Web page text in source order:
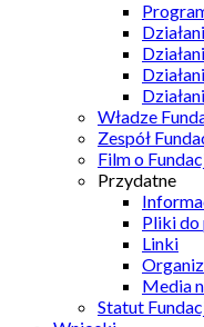
Władze
Zespół
Film o
Przydatne
Pliki do
Linki
Media
Statut